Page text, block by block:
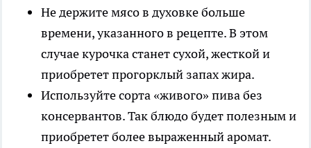
Не держите мясо в духовке больше
времени, указанного в рецепте. В этом
случае курочка станет сухой, жесткой и
приобретет прогорклый запах жира.
Используйте сорта «живого» пива без
консервантов. Так блюдо будет полезным и
приобретет более выраженный аромат.